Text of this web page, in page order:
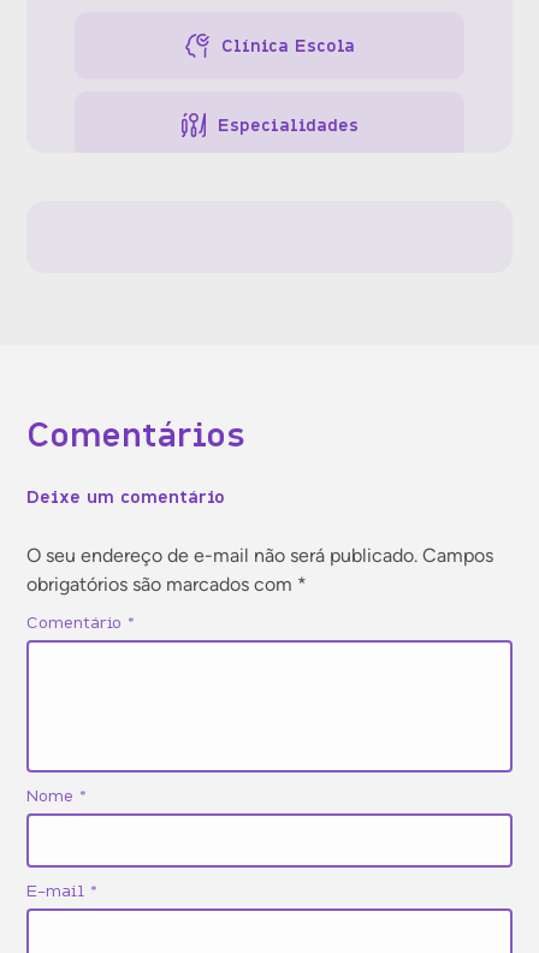
Clínica Escola
Especialidades
Comentários
Deixe um comentário
O seu endereço de e-mail não será publicado. Campos
obrigatórios são marcados com *
Comentário *
Nome *
E-mail *